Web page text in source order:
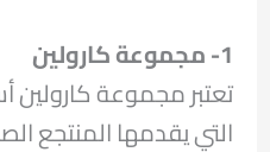
1- مجموعة كارولين
تعتبر مجموعة كارولين
التي يقدمها